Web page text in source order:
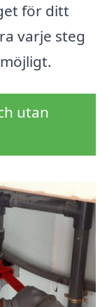
för ditt
varje steg
utan